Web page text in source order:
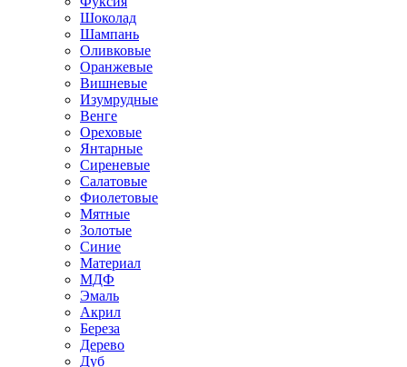
Шоколад
Шампань
Оливковые
Оранжевые
Вишневые
Изумрудные
Венге
Ореховые
Янтарные
Сиреневые
Салатовые
Фиолетовые
Мятные
Золотые
Синие
Материал
МДФ
Эмаль
Акрил
Береза
Дерево
Дуб